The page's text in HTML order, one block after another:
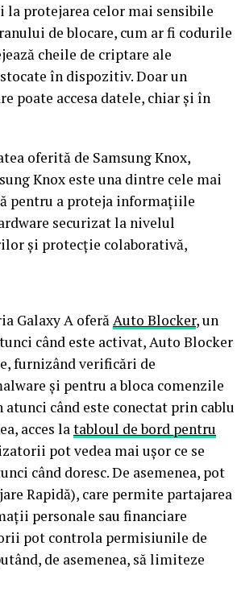
protejarea celor mai sensibile
de blocare, cum ar fi codurile
cheile de criptare ale
în dispozitiv. Doar un
poate accesa datele, chiar și în
oferită de Samsung Knox,
Knox este una dintre cele mai
pentru a proteja informațiile
securizat la nivelul
și protecție colaborativă,
Galaxy A oferăAuto Blocker, un
când este activat, Auto Blocker
furnizând verificări de
și pentru a bloca comenzile
când este conectat prin cablu
acces latabloul de bord pentru
pot vedea mai ușor ce se
când doresc. De asemenea, pot
Rapidă), care permite partajarea
personale sau financiare
pot controla permisiunile de
de asemenea, să limiteze